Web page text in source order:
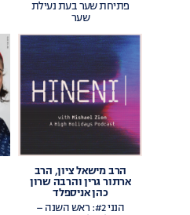
פתיחת שער בעת נעילת
שער
הרב מישאל ציון, הרב
ארתור גרין והרבה שרון
כהן אניספלד
הנני #2: ראש השנה –